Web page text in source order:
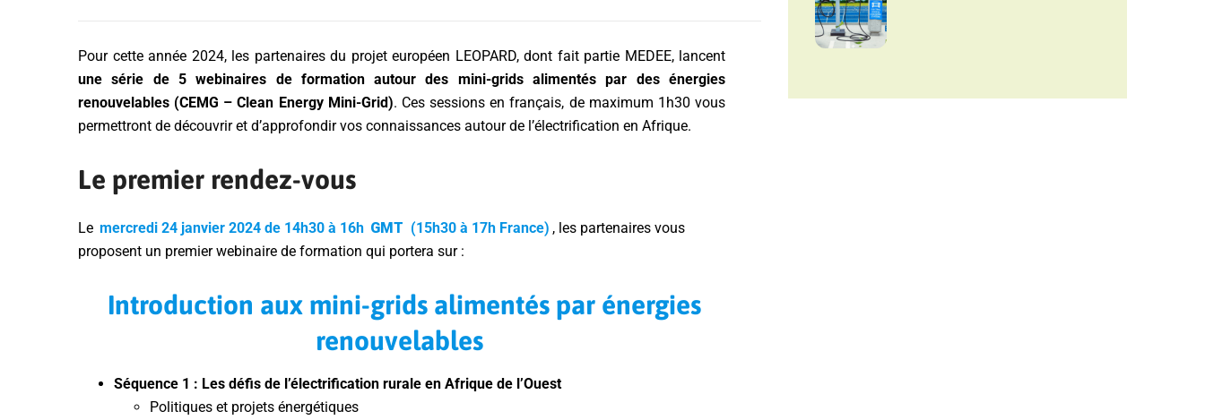
Pour cette année 2024, les partenaires du projet européen LEOPARD, dont fait partie MEDEE, lancent
une série de 5 webinaires de formation autour des mini-grids alimentés par des énergies
renouvelables (CEMG – Clean Energy Mini-Grid). Ces sessions en français, de maximum 1h30 vous
permettront de découvrir et d’approfondir vos connaissances autour de l’électrification en Afrique.
Le premier rendez-vous
Le mercredi 24 janvier 2024 de 14h30 à 16h GMT (15h30 à 17h France) , les partenaires vous
proposent un premier webinaire de formation qui portera sur :
Introduction aux mini-grids alimentés par énergies
renouvelables
Séquence 1 : Les défis de l’électrification rurale en Afrique de l’Ouest
Politiques et projets énergétiques